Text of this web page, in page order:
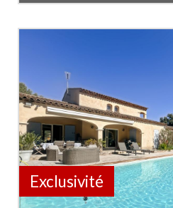
Exclusivité